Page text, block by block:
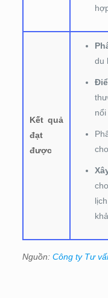
Kết quả
đạt
được
du
Nguồn: Công ty Tư